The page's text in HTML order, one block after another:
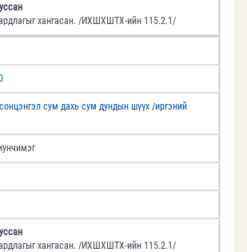
хангасан. /ИХШХШТХ-ийн 115.2.1/
сум дахь сум дундын шүүх /иргэний
хангасан. /ИХШХШТХ-ийн 115.2.1/